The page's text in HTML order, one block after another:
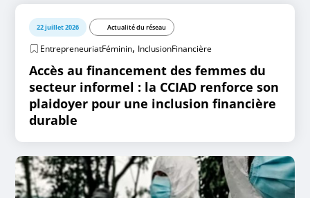
22 juillet 2026 Actualité du réseau
EntrepreneuriatFéminin, InclusionFinancière
Accès au financement des femmes du
secteur informel : la CCIAD renforce son
plaidoyer pour une inclusion financière
durable